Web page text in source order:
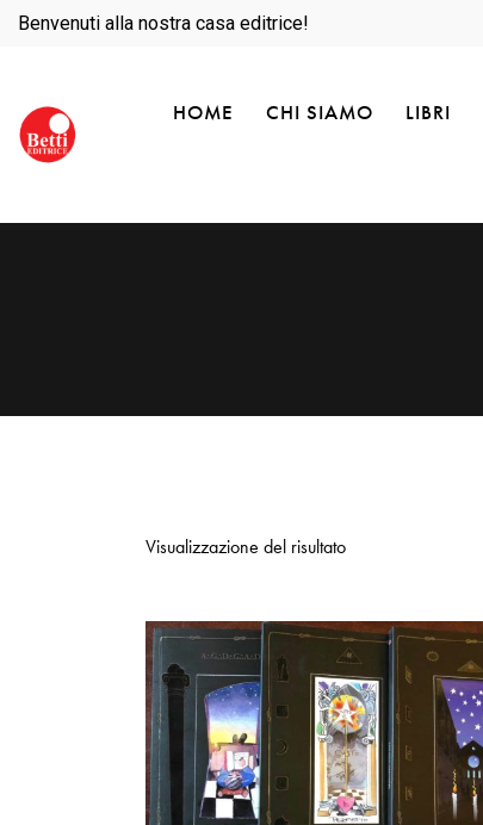
Benvenuti alla nostra casa editrice!
HOME CHI SIAMO LIBRI
Visualizzazione del risultato